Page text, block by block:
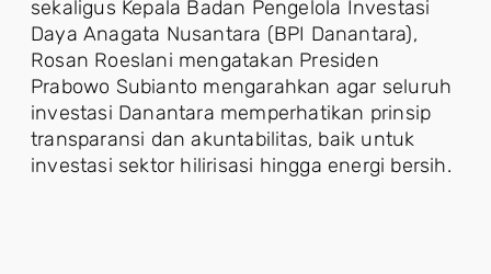
sekaligus Kepala Badan Pengelola Investasi
Daya Anagata Nusantara (BPI Danantara),
Rosan Roeslani mengatakan Presiden
Prabowo Subianto mengarahkan agar seluruh
investasi Danantara memperhatikan prinsip
transparansi dan akuntabilitas, baik untuk
investasi sektor hilirisasi hingga energi bersih.